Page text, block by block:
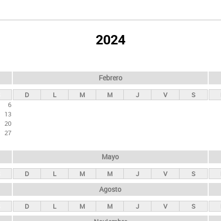
2024
6
13
20
27
Febrero
D L M M J V S
Mayo
D L M M J V S
Agosto
D L M M J V S